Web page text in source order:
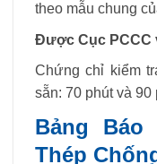
theo mẫu chung
Được Cục PCCC
Chứng chỉ kiểm
sẵn: 70 phút và 90
Bảng
Thép